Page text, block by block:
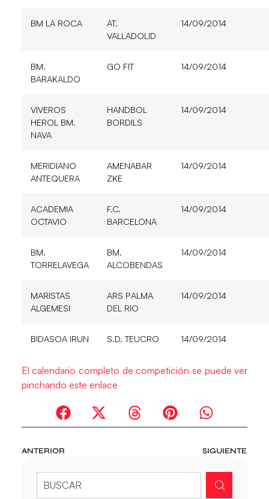
BM LA ROCA
AT.
VALLADOLID
14/09/2014
BM.
BARAKALDO
GO FIT 14/09/2014
VIVEROS
HEROL BM.
NAVA
HANDBOL
BORDILS
14/09/2014
MERIDIANO
ANTEQUERA
AMENABAR
ZKE
14/09/2014
ACADEMIA
OCTAVIO
F.C.
BARCELONA
14/09/2014
BM.
TORRELAVEGA
BM.
ALCOBENDAS
14/09/2014
MARISTAS
ALGEMESI
ARS PALMA
DEL RIO
14/09/2014
BIDASOA IRUN S.D. TEUCRO 14/09/2014
El calendario completo de competición se puede ver
pinchando este enlace
ANTERIOR SIGUIENTE